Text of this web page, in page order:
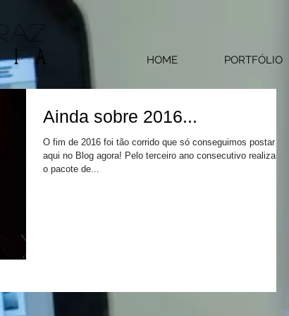
HOME PORTFÓLIO
Ainda sobre 2016...
O fim de 2016 foi tão corrido que só conseguimos postar
aqui no Blog agora! Pelo terceiro ano consecutivo realizamos
o pacote de...